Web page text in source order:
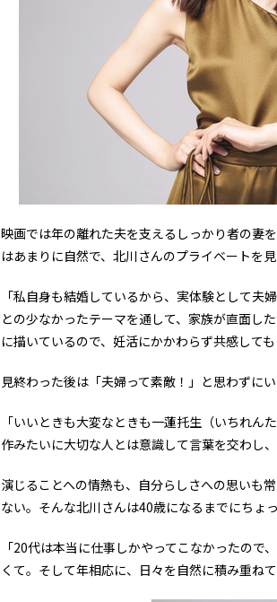
映画では年の離れた夫を支えるしっかり者の妻
はあまりに自然で、北川さんのプライベートを見
「私自身も結婚しているから、実体験として
との少なかったテーマを通して、家族が直面し
に描いているので、妊活にかかわらず共感しても
見終わった後は「夫婦って素敵！」と思わずにい
「いいときも大変なときも一蓮托生（いちれ
作みたいに大切な人とは意識して言葉を交わし
演じることへの情熱も、自分らしさへの思いも
ない。そんな北川さんは40歳になるまでにちょ
「20代は本当に仕事しかやってこなかったの
くて。そして年相応に、日々を自然に積み重ねて